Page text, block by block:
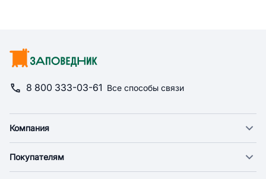
8 800 333-03-61 Все способы связи
Компания
Новости
Покупателям